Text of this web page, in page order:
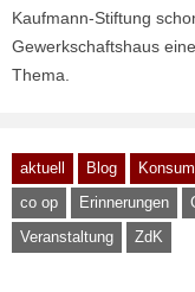
Kaufmann-Stiftung
Gewerkschaftshaus
Thema.
aktuell Blog
co op
Erinnerungen
Veranstaltung
ZdK